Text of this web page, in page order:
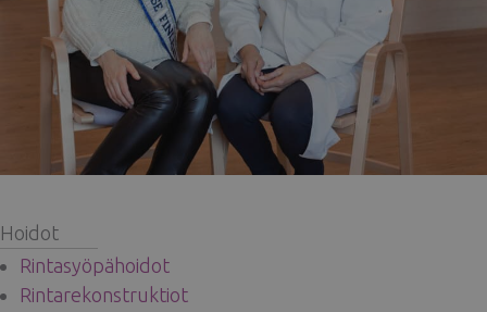
Hoidot
Rintasyöpähoidot
Rintarekonstruktiot